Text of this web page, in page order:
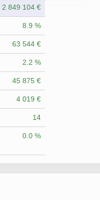
2 849 104 €
8.9 %
63 544 €
2.2 %
45 875 €
4 019 €
14
0.0 %